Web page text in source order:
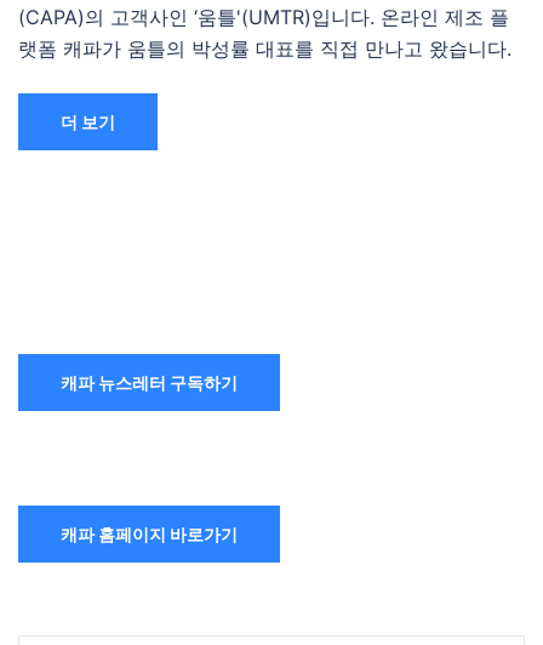
(CAPA)의 고객사인 ‘움틀'(UMTR)입니다. 온라인 제조 플
랫폼 캐파가 움틀의 박성률 대표를 직접 만나고 왔습니다.
더 보기
캐파 뉴스레터 구독하기
캐파 홈페이지 바로가기